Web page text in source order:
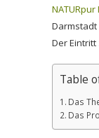
Der
Table
Das
Das